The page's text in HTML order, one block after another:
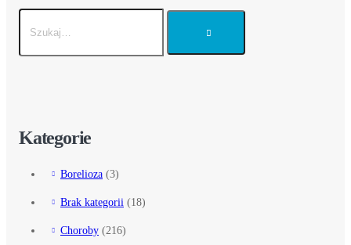
Kategorie
Borelioza (3)
Brak kategorii (18)
Choroby (216)